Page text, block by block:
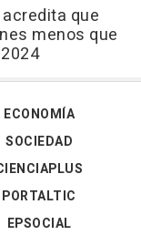
que
menos que
ECONOMÍA
SOCIEDAD
PORTALTIC
EPSOCIAL